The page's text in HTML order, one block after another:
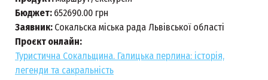
Бюджет: 652690.00 грн
Заявник: Сокальска міська рада Львівської області
Проєкт онлайн:
Туристична Сокальщина. Галицька перлина: історія,
легенди та сакральність